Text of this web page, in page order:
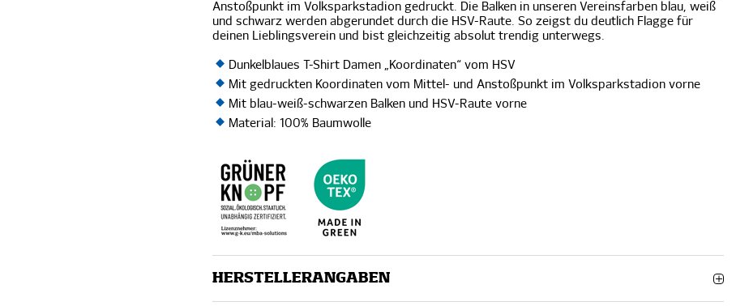
Anstoßpunkt im Volksparkstadion gedruckt. Die Balken in unseren Vereinsfarben blau, weiß
und schwarz werden abgerundet durch die HSV-Raute. So zeigst du deutlich Flagge für
deinen Lieblingsverein und bist gleichzeitig absolut trendig unterwegs.
Dunkelblaues T-Shirt Damen „Koordinaten“ vom HSV
Mit gedruckten Koordinaten vom Mittel- und Anstoßpunkt im Volksparkstadion vorne
Mit blau-weiß-schwarzen Balken und HSV-Raute vorne
Material: 100% Baumwolle
HERSTELLERANGABEN